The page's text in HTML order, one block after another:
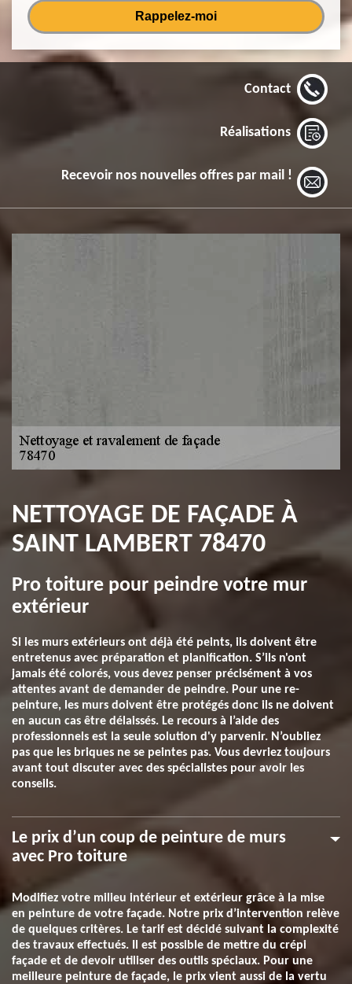
Contact
Réalisations
Recevoir nos nouvelles offres par mail !
NETTOYAGE DE FAÇADE À
SAINT LAMBERT 78470
Pro toiture pour peindre votre mur
extérieur
Si les murs extérieurs ont déjà été peints, ils doivent être
entretenus avec préparation et planification. S’ils n'ont
jamais été colorés, vous devez penser précisément à vos
attentes avant de demander de peindre. Pour une re-
peinture, les murs doivent être protégés donc ils ne doivent
en aucun cas être délaissés. Le recours à l’aide des
professionnels est la seule solution d'y parvenir. N’oubliez
pas que les briques ne se peintes pas. Vous devriez toujours
avant tout discuter avec des spécialistes pour avoir les
conseils.
Le prix d’un coup de peinture de murs
avec Pro toiture
Modifiez votre milieu intérieur et extérieur grâce à la mise
en peinture de votre façade. Notre prix d’intervention relève
de quelques critères. Le tarif est décidé suivant la complexité
des travaux effectués. Il est possible de mettre du crépi
façade et de devoir utiliser des outils spéciaux. Pour une
meilleure peinture de façade, le prix vient aussi de la vertu